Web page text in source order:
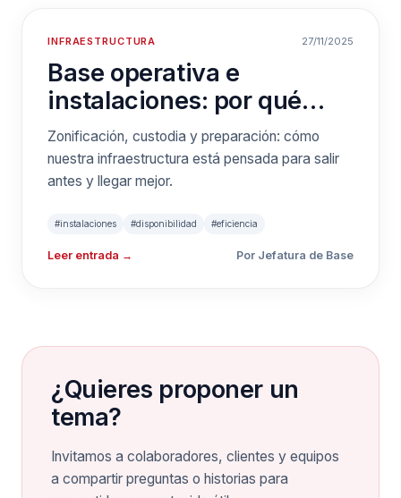
INFRAESTRUCTURA 27/11/2025
Base operativa e
instalaciones: por qué
reducimos tiempos de
llegada
Zonificación, custodia y preparación: cómo
nuestra infraestructura está pensada para salir
antes y llegar mejor.
#instalaciones #disponibilidad #eficiencia
Leer entrada → Por Jefatura de Base
¿Quieres proponer un
tema?
Invitamos a colaboradores, clientes y equipos
a compartir preguntas o historias para